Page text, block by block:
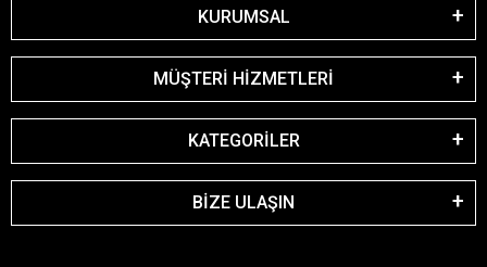
KURUMSAL
MÜŞTERİ HİZMETLERİ
KATEGORİLER
BİZE ULAŞIN